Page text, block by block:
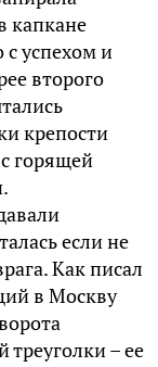
капкане
с успехом и
второго
крепости
горящей
если не
Как писал
в Москву
– ее